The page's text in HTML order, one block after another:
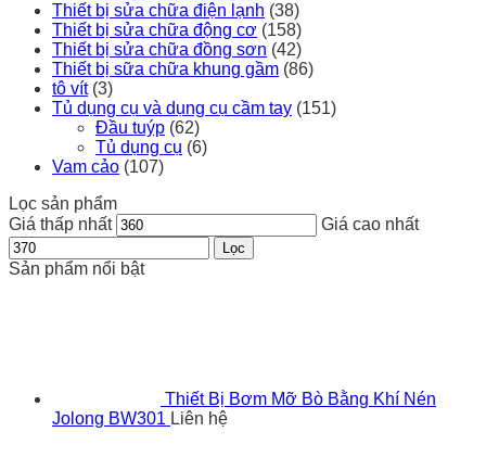
Thiết bị sửa chữa điện lạnh (38)
Thiết bị sửa chữa động cơ (158)
Thiết bị sửa chữa đồng sơn (42)
Thiết bị sữa chữa khung gầm (86)
tô vít (3)
Tủ dụng cụ và dụng cụ cầm tay (151)
Đầu tuýp (62)
Tủ dụng cụ (6)
Vam cảo (107)
Lọc sản phẩm
Giá thấp nhất
Giá cao nhất
Lọc
Sản phẩm nổi bật
Thiết Bị Bơm Mỡ Bò Bằng Khí Nén
Jolong BW301 Liên hệ